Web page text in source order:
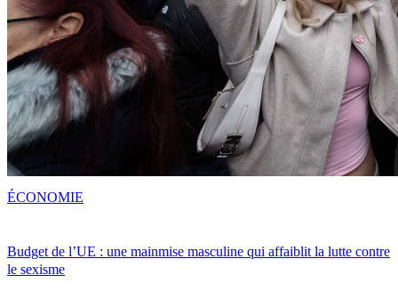
Budget de l’UE : une mainmise masculine qui affaiblit la lutte contre
le sexisme
ÉCONOMIE